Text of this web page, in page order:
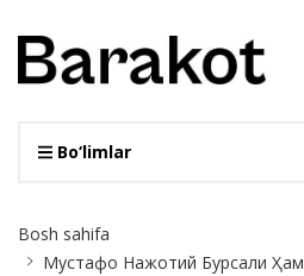
Bo‘limlar
Breadcrumb
Bosh sahifa
Мустафо Нажотий Бурсали